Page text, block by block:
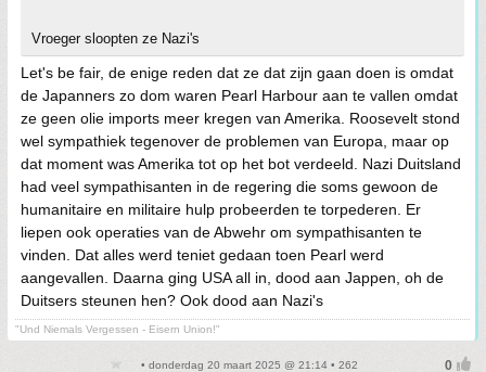
Vroeger sloopten ze Nazi's
Let's be fair, de enige reden dat ze dat zijn gaan doen is omdat
de Japanners zo dom waren Pearl Harbour aan te vallen omdat
ze geen olie imports meer kregen van Amerika. Roosevelt stond
wel sympathiek tegenover de problemen van Europa, maar op
dat moment was Amerika tot op het bot verdeeld. Nazi Duitsland
had veel sympathisanten in de regering die soms gewoon de
humanitaire en militaire hulp probeerden te torpederen. Er
liepen ook operaties van de Abwehr om sympathisanten te
vinden. Dat alles werd teniet gedaan toen Pearl werd
aangevallen. Daarna ging USA all in, dood aan Jappen, oh de
Duitsers steunen hen? Ook dood aan Nazi's
"Und Niemals Vergessen - Eisern Union!"
• donderdag 20 maart 2025 @ 21:14 • 262